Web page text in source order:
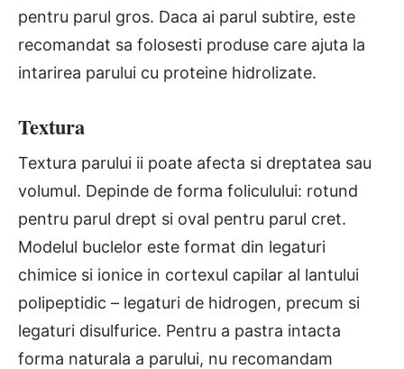
pentru parul gros. Daca ai parul subtire, este
recomandat sa folosesti produse care ajuta la
intarirea parului cu proteine ​​hidrolizate.
Textura
Textura parului ii poate afecta si dreptatea sau
volumul. Depinde de forma foliculului: rotund
pentru parul drept si oval pentru parul cret.
Modelul buclelor este format din legaturi
chimice si ionice in cortexul capilar al lantului
polipeptidic – legaturi de hidrogen, precum si
legaturi disulfurice. Pentru a pastra intacta
forma naturala a parului, nu recomandam